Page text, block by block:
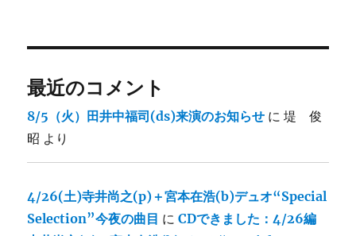
最近のコメント
8/5（火）田井中福司(ds)来演のお知らせ に堤 俊
昭 より
4/26(土)寺井尚之(p)＋宮本在浩(b)デュオ“Special
Selection”今夜の曲目 にCDできました：4/26編